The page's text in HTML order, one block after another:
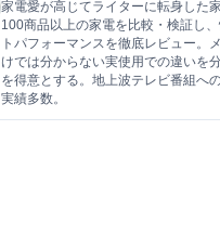
家電愛が高じてライターに転身した
100商品以上の家電を比較・検証し
トパフォーマンスを徹底レビュー。
けでは分からない実使用での違いを
を得意とする。地上波テレビ番組へ
実績多数。